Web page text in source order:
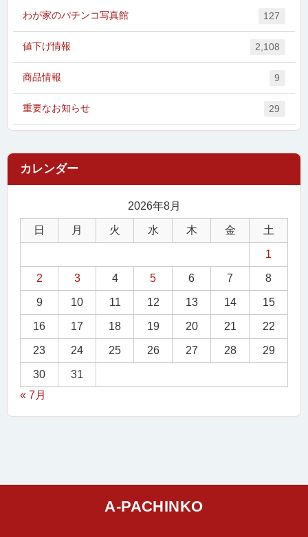
わが家のパチンコ写真館 127
値下げ情報 2,108
商品情報 9
重要なお知らせ 29
2026年8月
日 月 火 水 木 金 土
1
2 3 4 5 6 7 8
9 10 11 12 13 14 15
16 17 18 19 20 21 22
23 24 25 26 27 28 29
30
31
« 7月